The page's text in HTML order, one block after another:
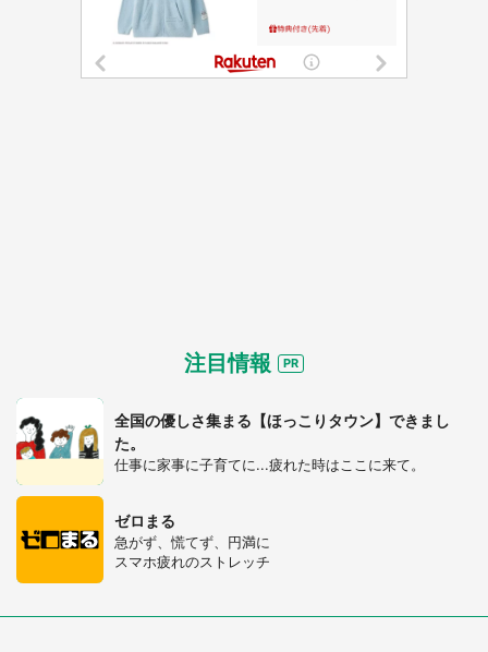
注目情報
全国の優しさ集まる【ほっこりタウン】できまし
た。
仕事に家事に子育てに...疲れた時はここに来て。
ゼロまる
急がず、慌てず、円満に
スマホ疲れのストレッチ